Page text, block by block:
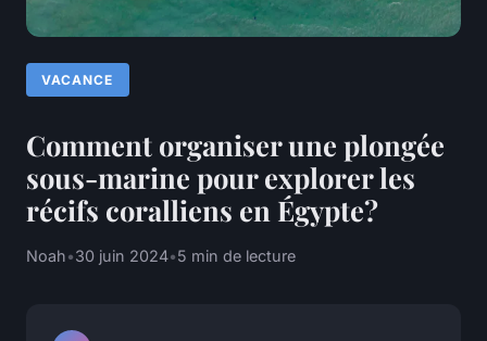
VACANCE
Comment organiser une plongée
sous-marine pour explorer les
récifs coralliens en Égypte?
Noah•30 juin 2024•5 min de lecture